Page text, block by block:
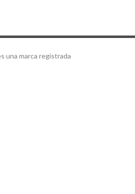
una marca registrada